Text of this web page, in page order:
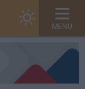
MENU